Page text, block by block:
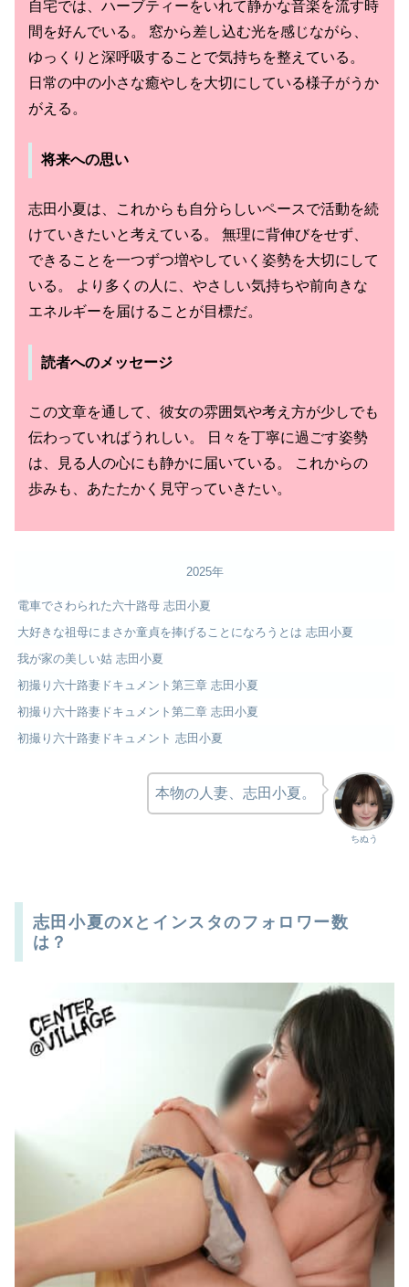
自宅では、ハーブティーをいれて静かな音楽を流す時
間を好んでいる。 窓から差し込む光を感じながら、
ゆっくりと深呼吸することで気持ちを整えている。
日常の中の小さな癒やしを大切にしている様子がうか
がえる。
将来への思い
志田小夏は、これからも自分らしいペースで活動を続
けていきたいと考えている。 無理に背伸びをせず、
できることを一つずつ増やしていく姿勢を大切にして
いる。 より多くの人に、やさしい気持ちや前向きな
エネルギーを届けることが目標だ。
読者へのメッセージ
この文章を通して、彼女の雰囲気や考え方が少しでも
伝わっていればうれしい。 日々を丁寧に過ごす姿勢
は、見る人の心にも静かに届いている。 これからの
歩みも、あたたかく見守っていきたい。
2025年
電車でさわられた六十路母 志田小夏
大好きな祖母にまさか童貞を捧げることになろうとは 志田小夏
我が家の美しい姑 志田小夏
初撮り六十路妻ドキュメント第三章 志田小夏
初撮り六十路妻ドキュメント第二章 志田小夏
初撮り六十路妻ドキュメント 志田小夏
ちぬう
本物の人妻、志田小夏。
志田小夏のXとインスタのフォロワー数
は？